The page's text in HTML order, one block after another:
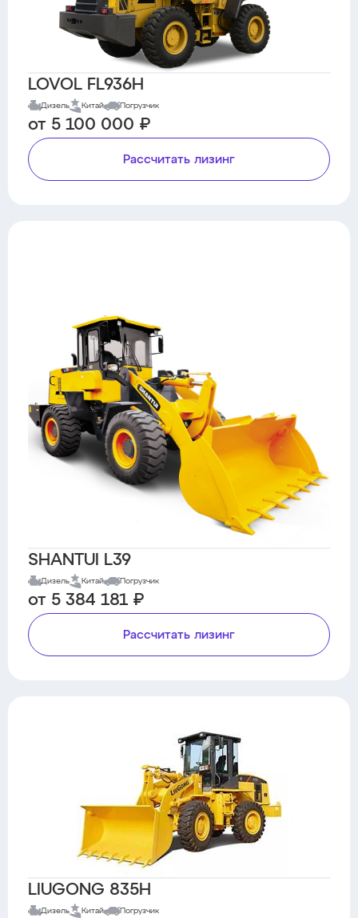
LOVOL FL936H
Дизель Китай Погрузчик
от 5 100 000 ₽
Рассчитать лизинг
SHANTUI L39
Дизель Китай Погрузчик
от 5 384 181 ₽
Рассчитать лизинг
LIUGONG 835H
Дизель Китай Погрузчик